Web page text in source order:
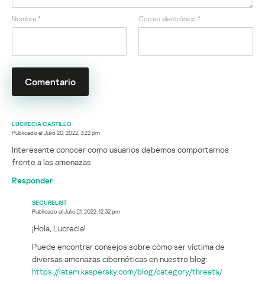
Nombre * Correo electrónico *
LUCRECIA CASTILLO
Publicado elJulio 20, 2022. 3:22 pm
Interesante conocer como usuarios debemos comportarnos
frente a las amenazas
Responder
SECURELIST
Publicado elJulio 21, 2022. 12:32 pm
¡Hola, Lucrecia!
Puede encontrar consejos sobre cómo ser víctima de
diversas amenazas cibernéticas en nuestro blog:
https://latam.kaspersky.com/blog/category/threats/